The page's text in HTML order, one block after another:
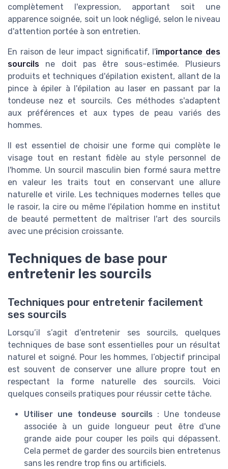
complètement l'expression, apportant soit une
apparence soignée, soit un look négligé, selon le niveau
d'attention portée à son entretien.
En raison de leur impact significatif, l'importance des
sourcils ne doit pas être sous-estimée. Plusieurs
produits et techniques d'épilation existent, allant de la
pince à épiler à l'épilation au laser en passant par la
tondeuse nez et sourcils. Ces méthodes s'adaptent
aux préférences et aux types de peau variés des
hommes.
Il est essentiel de choisir une forme qui complète le
visage tout en restant fidèle au style personnel de
l'homme. Un sourcil masculin bien formé saura mettre
en valeur les traits tout en conservant une allure
naturelle et virile. Les techniques modernes telles que
le rasoir, la cire ou même l'épilation homme en institut
de beauté permettent de maîtriser l'art des sourcils
avec une précision croissante.
Techniques de base pour
entretenir les sourcils
Techniques pour entretenir facilement
ses sourcils
Lorsqu’il s’agit d’entretenir ses sourcils, quelques
techniques de base sont essentielles pour un résultat
naturel et soigné. Pour les hommes, l’objectif principal
est souvent de conserver une allure propre tout en
respectant la forme naturelle des sourcils. Voici
quelques conseils pratiques pour réussir cette tâche.
Utiliser une tondeuse sourcils : Une tondeuse
associée à un guide longueur peut être d'une
grande aide pour couper les poils qui dépassent.
Cela permet de garder des sourcils bien entretenus
sans les rendre trop fins ou artificiels.